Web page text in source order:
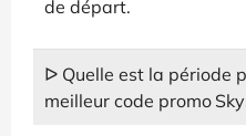
de départ.
ᐅ Quelle est la période
meilleur code promo